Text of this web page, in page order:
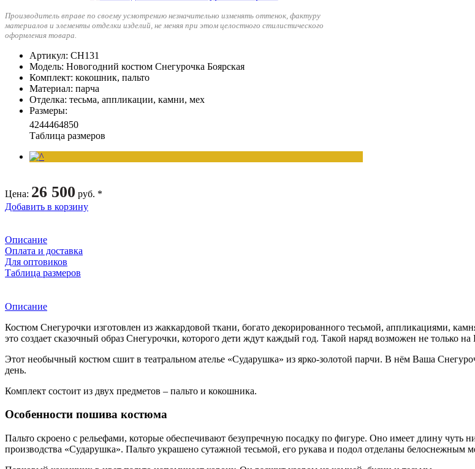
Производитель вправе по своему усмотрению незначительно изменять оттенок, фактуру
материалов и элементы отделки изделий, не меняя при этом целостного стилистического
оформления товара.
Артикул: СН131
Модель: Новогодний костюм Снегурочка Боярская
Комплект: кокошник, пальто
Материал: парча
Отделка: тесьма, аппликации, камни, мех
Размеры:
4244464850
Таблица размеров
Цена: 26 500 руб. *
Добавить в корзину
Описание
Оплата и доставка
Для оптовиков
Таблица размеров
Описание
Костюм Снегурочки изготовлен из жаккардовой ткани, богато декорированного тесьмой, аппликациями,
это создает сказочный образ Снегурочки, которого дети ждут каждый год. Такой наряд возможен не только
Этот необычный костюм сшит в театральном ателье «Сударушка» из ярко-золотой парчи. В нём Ваша
день.
Комплект состоит из двух предметов – пальто и кокошника.
Особенности пошива костюма
Пальто скроено с рельефами, которые обеспечивают безупречную посадку по фигуре. Оно имеет длину чуть
производства «Сударушка». Пальто украшено сутажной тесьмой, его рукава и подол отделаны белоснежным